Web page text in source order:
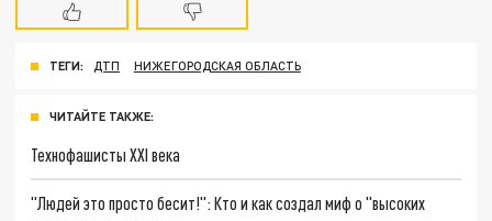
ТЕГИ: ДТП НИЖЕГОРОДСКАЯ ОБЛАСТЬ
ЧИТАЙТЕ ТАКЖЕ:
Технофашисты XXI века
"Людей это просто бесит!": Кто и как создал миф о "высоких